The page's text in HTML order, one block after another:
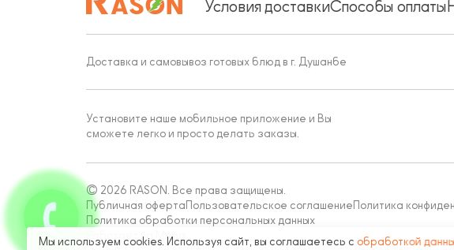
Условия доставкиСпособы оплаты
Доставка и самовывоз готовых блюд в г. Душанбе
Установите наше мобильное приложение и Вы
сможете легко и просто делать заказы.
© 2026 RASON. Все права защищены.
Публичная оферта Пользовательское соглашение Политика
Политика обработки персональных данных
Работает на Moba
Мы используем cookies. Используя сайт, вы соглашаетесь с обработкой